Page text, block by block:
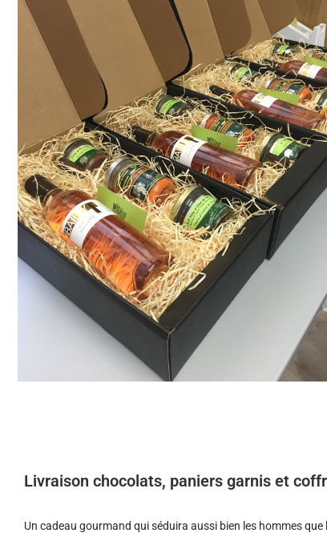
Livraison chocolats, paniers garnis et
Un cadeau gourmand qui séduira aussi bien les hommes